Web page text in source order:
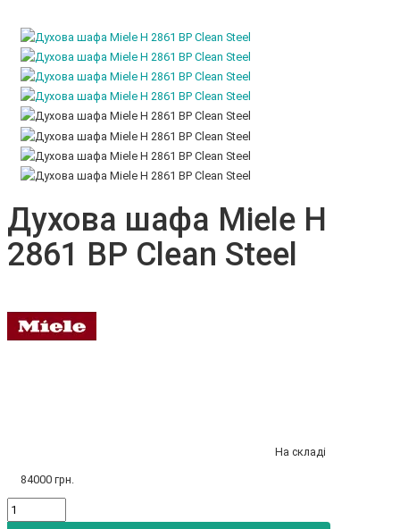
Духова шафа Miele H
2861 BP Clean Steel
На складі
84000 грн.